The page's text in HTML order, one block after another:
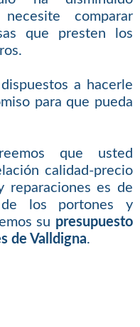
comparar
que presten los
a hacerle
para que pueda
que usted
calidad-precio
reparaciones es de
los portones y
su presupuesto
de Valldigna.